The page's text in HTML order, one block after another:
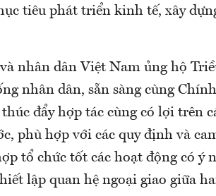
tiêu phát triển kinh tế, xây
nhân dân Việt Nam ủng hộ
nhân dân, sẵn sàng cùng
đẩy hợp tác cùng có lợi trên
phù hợp với các quy định và
tổ chức tốt các hoạt động có
lập quan hệ ngoại giao giữa